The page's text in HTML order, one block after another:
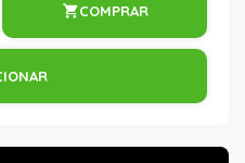
COMPRAR